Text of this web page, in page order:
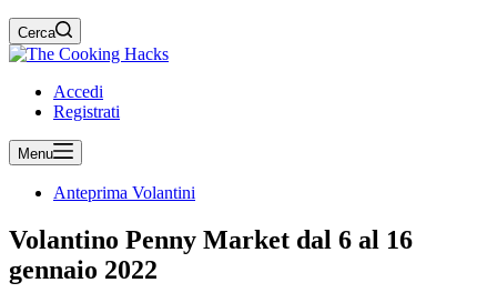
Cerca
Accedi
Registrati
Menu
Anteprima Volantini
Volantino Penny Market dal 6 al 16
gennaio 2022